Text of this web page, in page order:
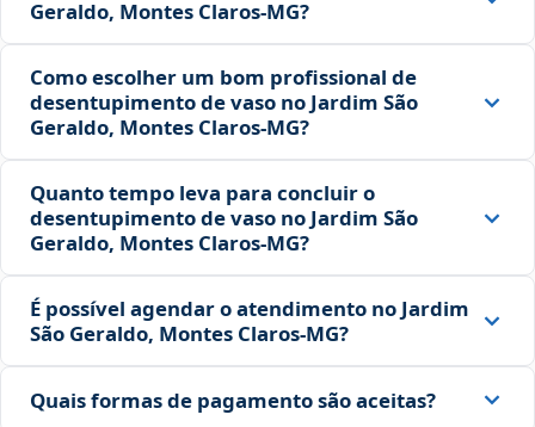
Geraldo, Montes Claros‑MG?
Como escolher um bom profissional de
desentupimento de vaso no Jardim São
Geraldo, Montes Claros‑MG?
Quanto tempo leva para concluir o
desentupimento de vaso no Jardim São
Geraldo, Montes Claros‑MG?
É possível agendar o atendimento no Jardim
São Geraldo, Montes Claros‑MG?
Quais formas de pagamento são aceitas?